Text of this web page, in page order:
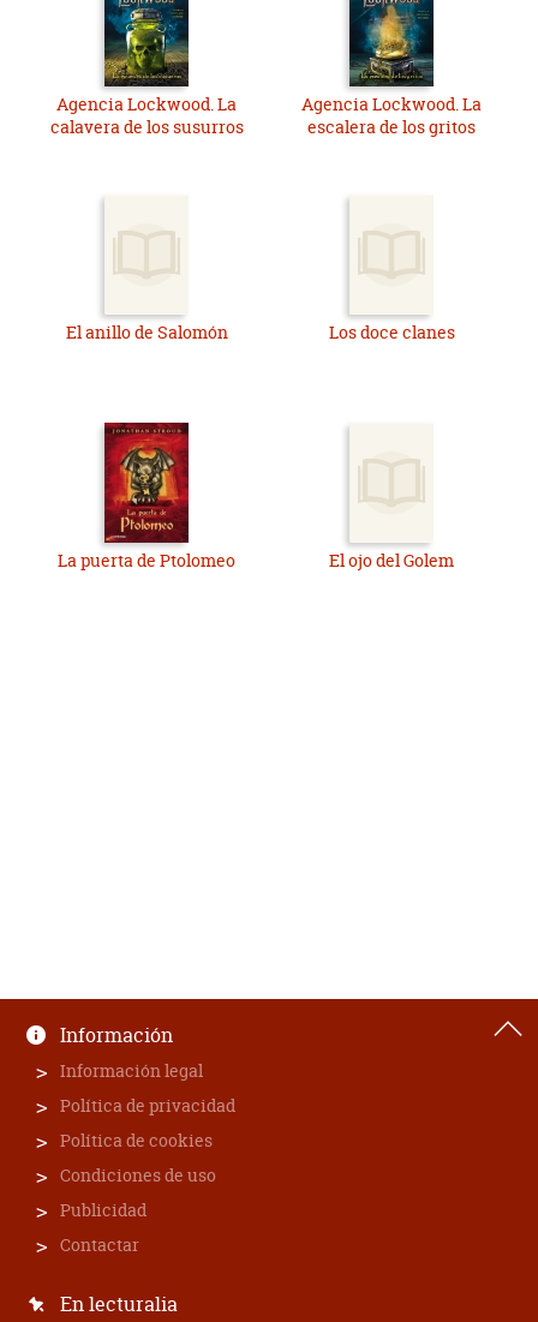
Agencia Lockwood. La
calavera de los susurros
Agencia Lockwood. La
escalera de los gritos
El anillo de Salomón Los doce clanes
La puerta de Ptolomeo El ojo del Golem
Información
Información legal
Política de privacidad
Política de cookies
Condiciones de uso
Publicidad
Contactar
En lecturalia